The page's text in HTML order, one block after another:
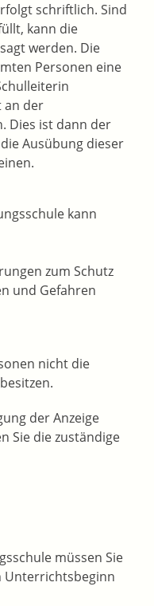
schriftlich. Sind
kann die
werden. Die
Personen eine
an der
Dies ist dann der
Ausübung dieser
n.
kann
zum Schutz
und Gefahren
nicht die
der Anzeige
Sie die zuständige
müssen Sie
Unterrichtsbeginn